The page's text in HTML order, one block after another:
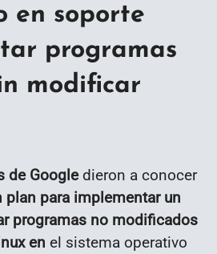
en soporte
programas
modificar
de Googledieron a conocer
plan para implementar un
programas no modificados
en el sistema operativo